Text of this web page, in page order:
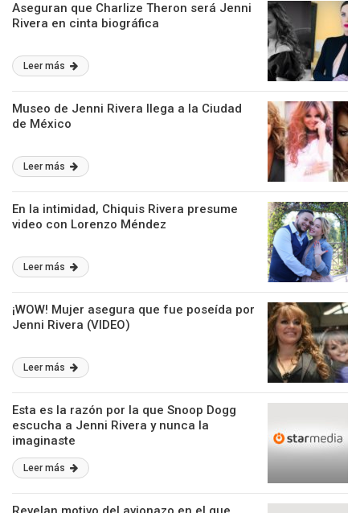
Aseguran que Charlize Theron será Jenni
Rivera en cinta biográfica
Leer más
Museo de Jenni Rivera llega a la Ciudad
de México
Leer más
En la intimidad, Chiquis Rivera presume
video con Lorenzo Méndez
Leer más
¡WOW! Mujer asegura que fue poseída por
Jenni Rivera (VIDEO)
Leer más
Esta es la razón por la que Snoop Dogg
escucha a Jenni Rivera y nunca la
imaginaste
Leer más